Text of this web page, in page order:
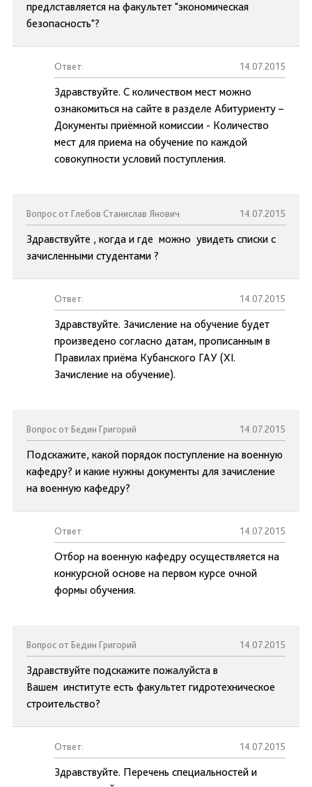
предлставляется на факультет "экономическая
безопасность"?
Ответ: 14.07.2015
Здравствуйте. С количеством мест можно
ознакомиться на сайте в разделе Абитуриенту –
Документы приёмной комиссии - Количество
мест для приема на обучение по каждой
совокупности условий поступления.
Вопрос от Глебов Станислав Янович 14.07.2015
Здравствуйте , когда и где можно увидеть списки с
зачисленными студентами ?
Ответ: 14.07.2015
Здравствуйте. Зачисление на обучение будет
произведено согласно датам, прописанным в
Правилах приёма Кубанского ГАУ (XI.
Зачисление на обучение).
Вопрос от Бедин Григорий 14.07.2015
Подскажите, какой порядок поступление на военную
кафедру? и какие нужны документы для зачисление
на военную кафедру?
Ответ: 14.07.2015
Отбор на военную кафедру осуществляется на
конкурсной основе на первом курсе очной
формы обучения.
Вопрос от Бедин Григорий 14.07.2015
Здравствуйте подскажите пожалуйста в
Вашем институте есть факультет гидротехническое
строительство?
Ответ: 14.07.2015
Здравствуйте. Перечень специальностей и